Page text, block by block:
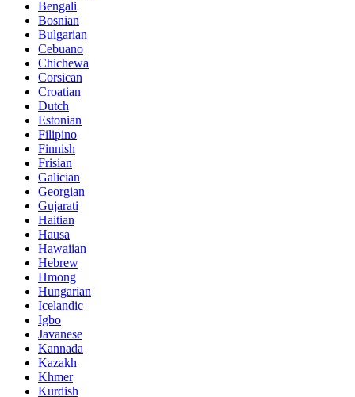
Bengali
Bosnian
Bulgarian
Cebuano
Chichewa
Corsican
Croatian
Dutch
Estonian
Filipino
Finnish
Frisian
Galician
Georgian
Gujarati
Haitian
Hausa
Hawaiian
Hebrew
Hmong
Hungarian
Icelandic
Igbo
Javanese
Kannada
Kazakh
Khmer
Kurdish